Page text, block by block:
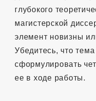
глубокого
магистерской
элемент новизны
Убедитесь, что
сформулировать
ее в ходе работы.